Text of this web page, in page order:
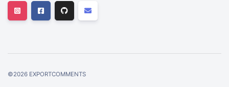
©2026 EXPORTCOMMENTS